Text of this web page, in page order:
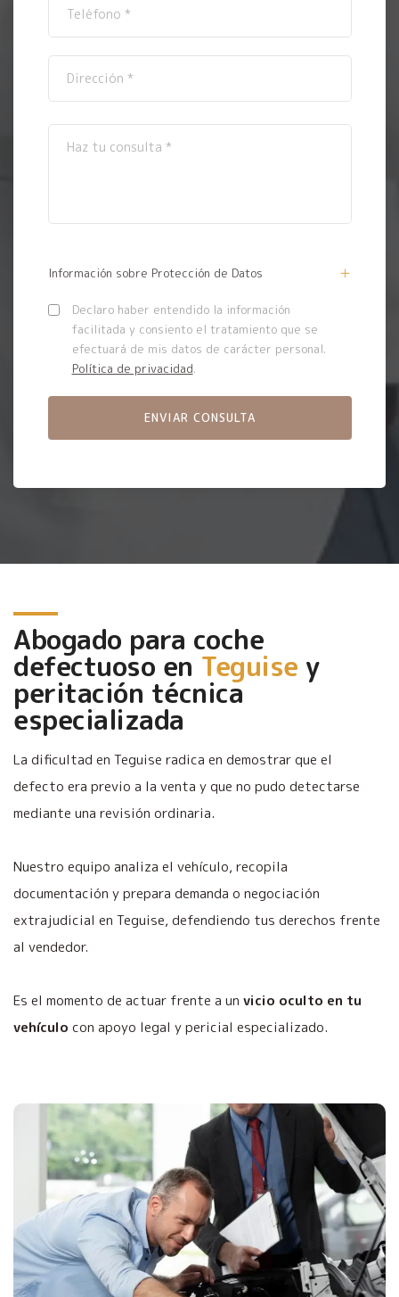
Información sobre Protección de Datos
Declaro haber entendido la información
facilitada y consiento el tratamiento que se
efectuará de mis datos de carácter personal.
Política de privacidad.
Abogado para coche
defectuoso en Teguise y
peritación técnica
especializada
La dificultad en Teguise radica en demostrar que el
defecto era previo a la venta y que no pudo detectarse
mediante una revisión ordinaria.
Nuestro equipo analiza el vehículo, recopila
documentación y prepara demanda o negociación
extrajudicial en Teguise, defendiendo tus derechos frente
al vendedor.
Es el momento de actuar frente a un vicio oculto en tu
vehículo con apoyo legal y pericial especializado.